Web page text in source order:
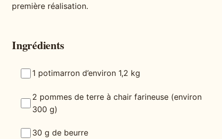
première réalisation.
Ingrédients
1 potimarron d’environ 1,2 kg
2 pommes de terre à chair farineuse (environ
300 g)
30 g de beurre